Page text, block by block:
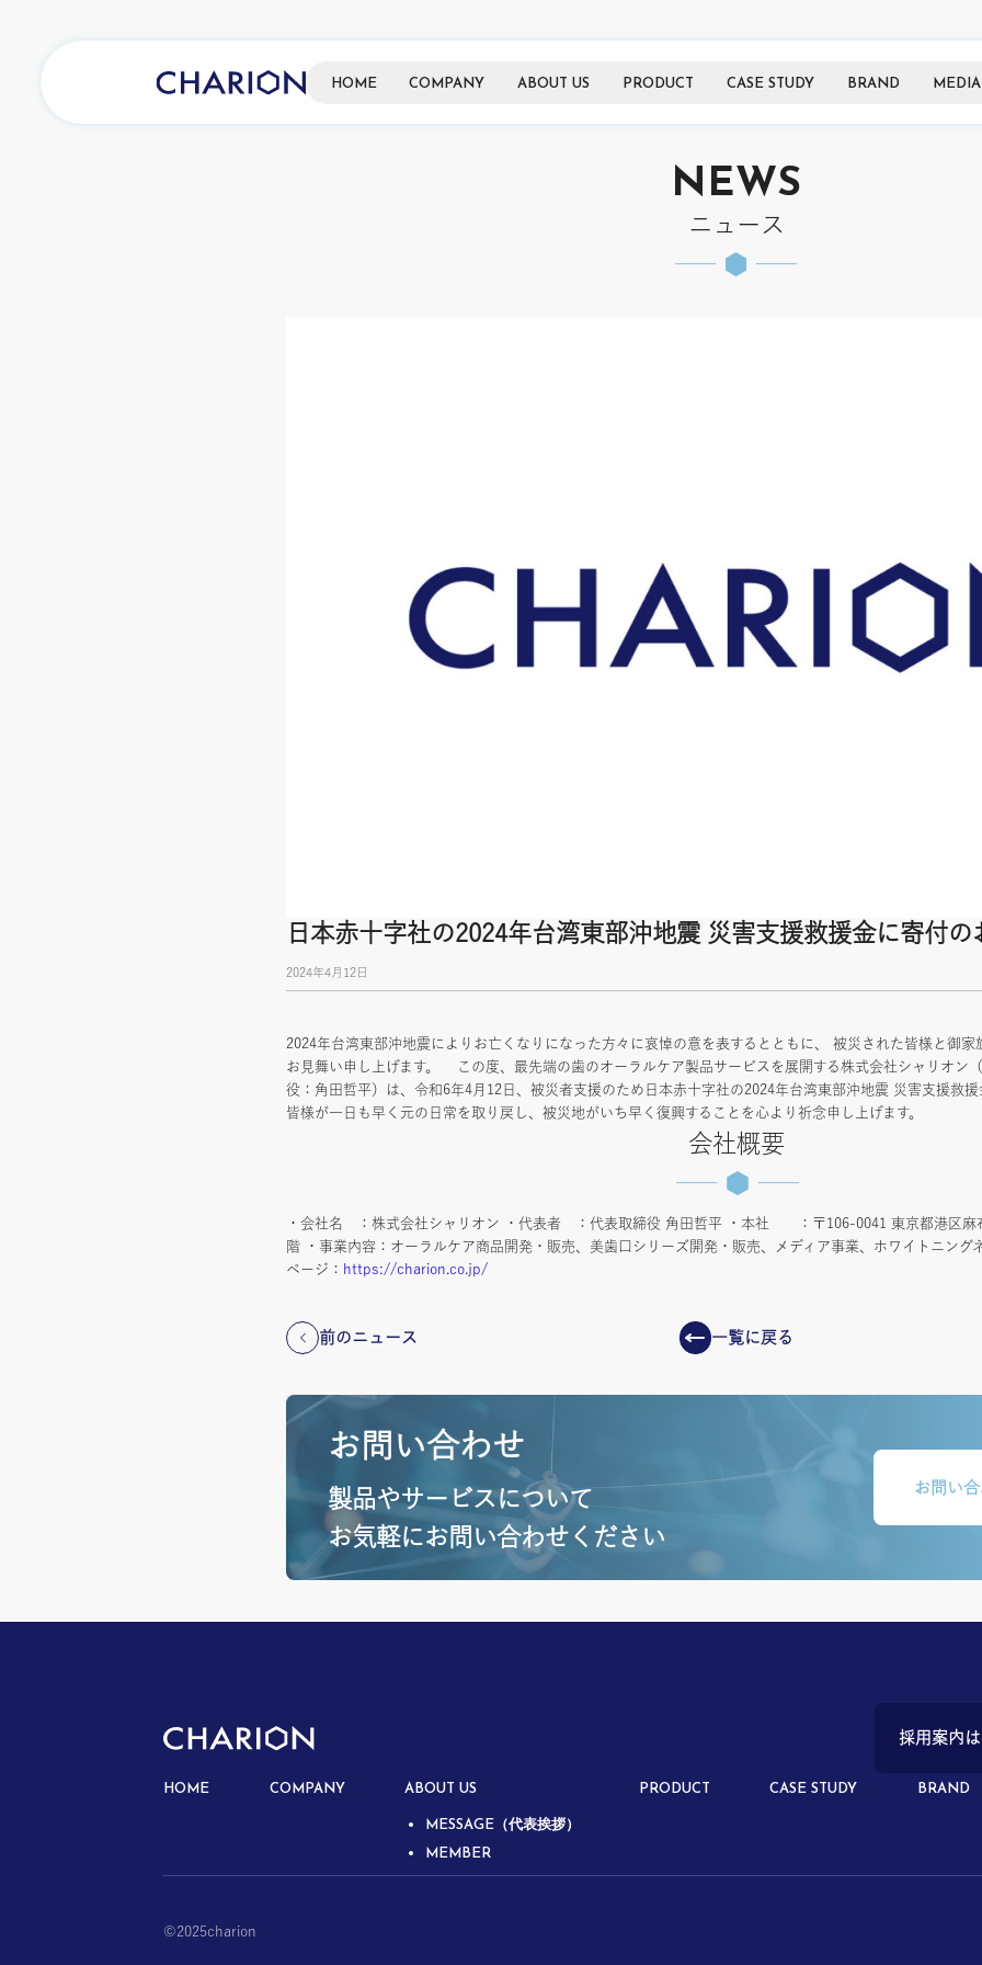
HOME COMPANY ABOUT US PRODUCT CASE STUDY BRAND MEDIA
NEWS
ニュース
日本赤十字社の2024年台湾東部沖地震 災害支援救援金に寄付の
2024年4月12日
2024年台湾東部沖地震によりお亡くなりになった方々に哀悼の意を表するとともに、 被災された皆様と御
お見舞い申し上げます。 この度、最先端の歯のオーラルケア製品サービスを展開する株式会社シャリオン
役：角田哲平）は、令和6年4月12日、被災者支援のため日本赤十字社の2024年台湾東部沖地震 災害支援
皆様が一日も早く元の日常を取り戻し、被災地がいち早く復興することを心より祈念申し上げます。
会社概要
・会社名 ：株式会社シャリオン ・代表者 ：代表取締役 角田哲平 ・本社 ：〒106-0041 東京都港区麻
階 ・事業内容：オーラルケア商品開発・販売、美歯口シリーズ開発・販売、メディア事業、ホワイトニング
ページ： https://charion.co.jp/
前のニュース 一覧に戻る
お問い合わせ
製品やサービスについて
お気軽にお問い合わせください
お問い
採用案内
HOME COMPANY ABOUT US
MESSAGE（代表挨拶）
MEMBER
PRODUCT CASE STUDY BRAND
©︎2025charion